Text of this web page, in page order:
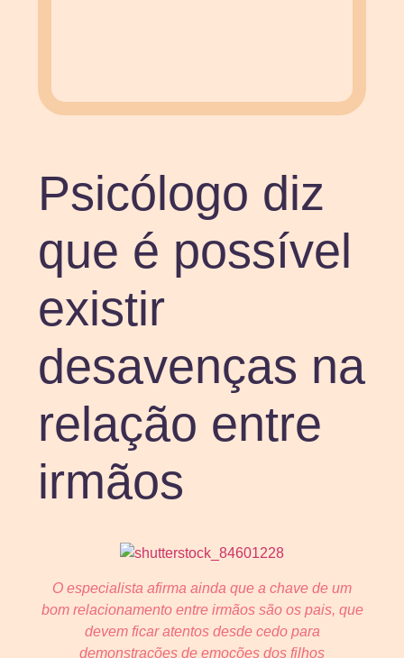
Psicólogo diz
que é possível
existir
desavenças na
relação entre
irmãos
O especialista afirma ainda que a chave de um
bom relacionamento entre irmãos são os pais, que
devem ficar atentos desde cedo para
demonstrações de emoções dos filhos